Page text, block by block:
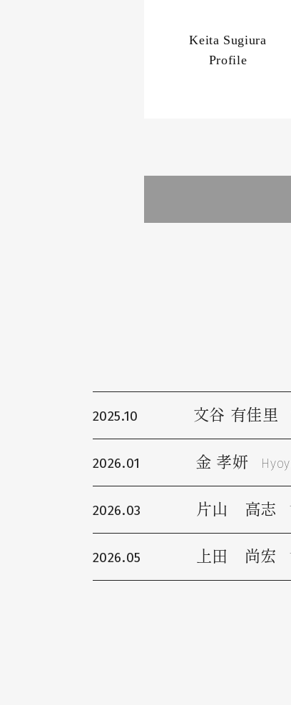
Keita Sugiura
Profile
2025.10 文谷 有佳里
2026.01 金 孝妍
2026.03 片山 高志
2026.05 上田 尚宏